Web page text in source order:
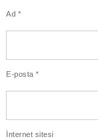
Ad *
E-posta*
İnternet sitesi